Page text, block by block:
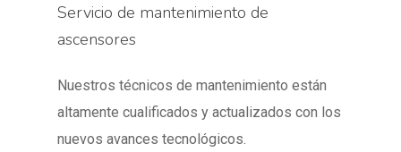
Servicio de mantenimiento de
ascensores
Nuestros técnicos de mantenimiento están
altamente cualificados y actualizados con los
nuevos avances tecnológicos.